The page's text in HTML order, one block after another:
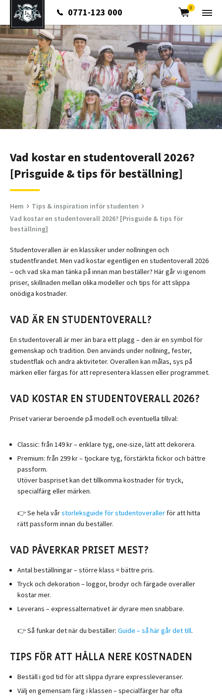
0771-123 000 Cart
0
Vad kostar en studentoverall 2026?
[Prisguide & tips för beställning]
Hem › Tips & inspiration inför studenten ›
Vad kostar en studentoverall 2026? [Prisguide & tips för
beställning]
Studentoverallen är en klassiker under nollningen och
studentfirandet. Men vad kostar egentligen en studentoverall 2026
– och vad ska man tänka på innan man beställer? Här går vi igenom
priser, skillnaden mellan olika modeller och tips för att slippa
onödiga kostnader.
VAD ÄR EN STUDENTOVERALL?
En studentoverall är mer än bara ett plagg – den är en symbol för
gemenskap och tradition. Den används under nollning, fester,
studentflak och andra aktiviteter. Overallen kan målas, sys på
märken eller färgas för att representera klassen eller programmet.
VAD KOSTAR EN STUDENTOVERALL 2026?
Priset varierar beroende på modell och eventuella tillval:
Classic: från 149 kr – enklare tyg, one-size, lätt att dekorera.
Premium: från 299 kr – tjockare tyg, förstärkta fickor och bättre
passform.
Utöver baspriset kan det tillkomma kostnader för tryck,
specialfärg eller märken.
👉 Se hela vårstorleksguide för studentoveraller för att hitta
rätt passform innan du beställer.
VAD PÅVERKAR PRISET MEST?
Antal beställningar– större klass = bättre pris.
Tryck och dekoration – loggor, brodyr och färgade overaller
kostar mer.
Leverans – expressalternativet är dyrare men snabbare.
👉 Så funkar det när du beställer: Guide – så här går det till.
TIPS FÖR ATT HÅLLA NERE KOSTNADEN
Beställ i god tid för att slippa dyrare expressleveranser.
Välj en gemensam färg i klassen – specialfärger har ofta